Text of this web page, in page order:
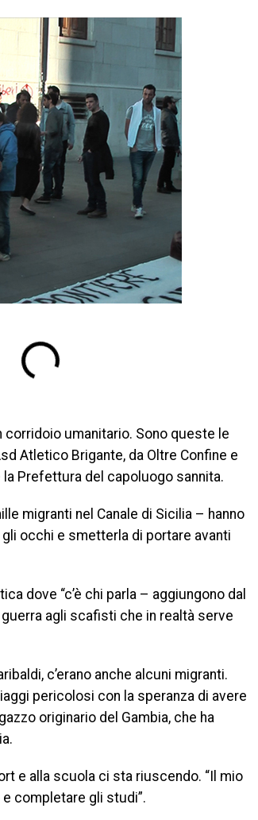
corridoio umanitario. Sono queste le
Atletico Brigante, da Oltre Confine e
Prefettura del capoluogo sannita.
migranti nel Canale di Sicilia – hanno
occhi e smetterla di portare avanti
dove “c’è chi parla – aggiungono dal
agli scafisti che in realtà serve
c’erano anche alcuni migranti.
pericolosi con la speranza di avere
originario del Gambia, che ha
e alla scuola ci sta riuscendo. “Il mio
completare gli studi”.